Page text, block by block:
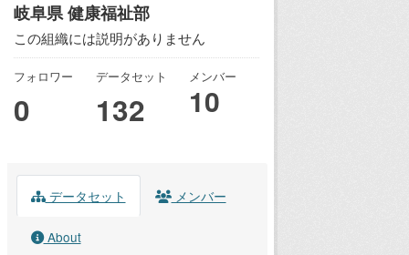
岐阜県 健康福祉部
この組織には説明がありません
フォロワー
0
データセット
132
メンバー
10
データセット メンバー
About